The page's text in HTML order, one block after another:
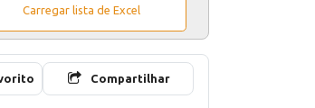
Carregar lista de Excel
Compartilhar